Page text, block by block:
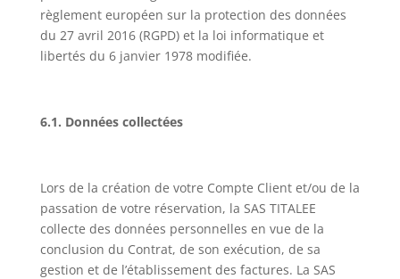
règlement européen sur la protection des données
du 27 avril 2016 (RGPD) et la loi informatique et
libertés du 6 janvier 1978 modifiée.
6.1. Données collectées
Lors de la création de votre Compte Client et/ou de la
passation de votre réservation, la SAS TITALEE
collecte des données personnelles en vue de la
conclusion du Contrat, de son exécution, de sa
gestion et de l’établissement des factures. La SAS